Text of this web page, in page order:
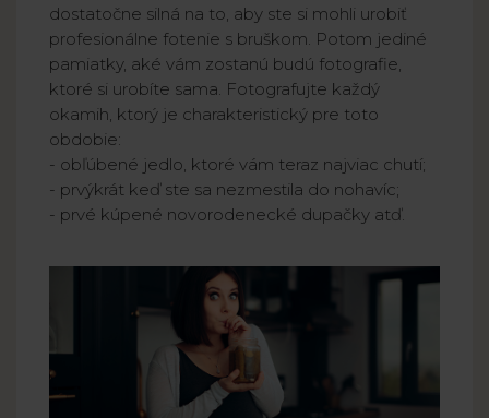
dostatočne silná na to, aby ste si mohli urobiť
profesionálne fotenie s bruškom. Potom jediné
pamiatky, aké vám zostanú budú fotografie,
ktoré si urobíte sama. Fotografujte každý
okamih, ktorý je charakteristický pre toto
obdobie:
- obľúbené jedlo, ktoré vám teraz najviac chutí;
- prvýkrát keď ste sa nezmestila do nohavíc;
- prvé kúpené novorodenecké dupačky atď.